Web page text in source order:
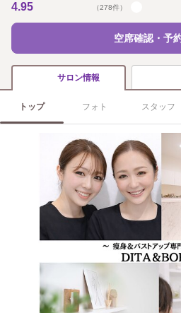
4.95 （278件）
空席確認・予
サロン情報
トップ フォト スタッフ